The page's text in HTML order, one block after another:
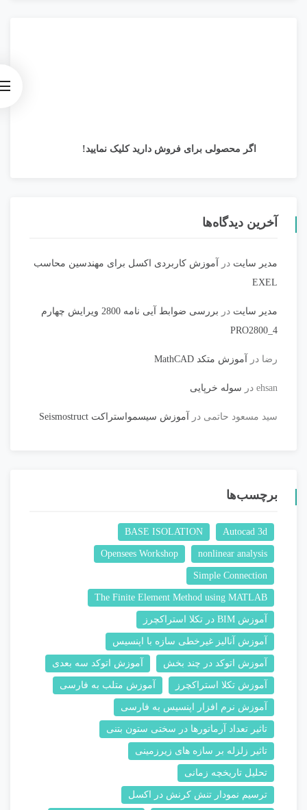
اگر محصولی برای فروش دارید کلیک نمایید!
آخرین دیدگاه‌ها
مدیر سایت در
آموزش کاربردی اکسل برای مهندسین محاسب
EXEL
مدیر سایت در
بررسی ضوابط آیی نامه 2800 ویرایش چهارم
PRO2800_4
رضا در آموزش متکد MathCAD
ehsan در سوله خرپایی
سید مسعود حاتمی در آموزش سیسمواستراکت Seismostruct
برچسب‌ها
Autocad 3d
BASE ISOLATION
nonlinear analysis
Opensees Workshop
Simple Connection
The Finite Element Method using MATLAB
آموزش BIM در تکلا استراکچرز
آموزش آنالیز غیرخطی سازه با اپنسیس
آموزش اتوکد در چند بخش آموزش اتوکد سه بعدی
آموزش تکلا استراکچرز آموزش متلب به فارسی
آموزش نرم افزار اپنسیس به فارسی
تاثیر تعداد آرماتورها در سختی ستون بتنی
تاثیر زلزله بر سازه های زیرزمینی
تحلیل تاریخچه زمانی
ترسیم نمودار تنش کرنش در اکسل